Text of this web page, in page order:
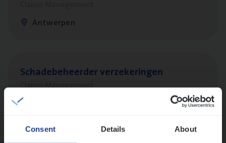
Consent Details About
Antwerpen
Scha­de­be­heer­der verzekeringen
Claims Management